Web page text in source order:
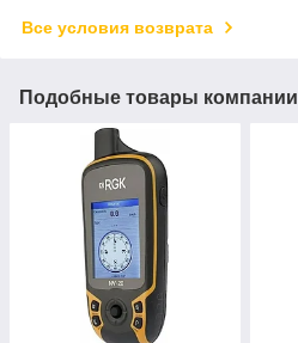
Все условия возврата
Подобные товары компании